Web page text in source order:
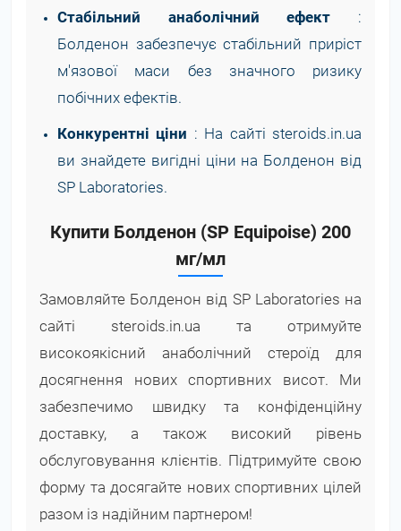
Стабільний анаболічний ефект :
Болденон забезпечує стабільний приріст
м'язової маси без значного ризику
побічних ефектів.
Конкурентні ціни : На сайті steroids.in.ua
ви знайдете вигідні ціни на Болденон від
SP Laboratories.
Купити Болденон (SP Equipoise) 200
мг/мл
Замовляйте Болденон від SP Laboratories на
сайті steroids.in.ua та отримуйте
високоякісний анаболічний стероїд для
досягнення нових спортивних висот. Ми
забезпечимо швидку та конфіденційну
доставку, а також високий рівень
обслуговування клієнтів. Підтримуйте свою
форму та досягайте нових спортивних цілей
разом із надійним партнером!